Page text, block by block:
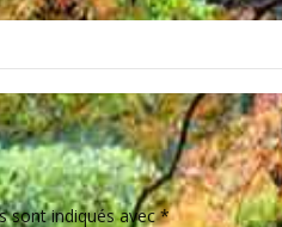
sont indiqués avec*